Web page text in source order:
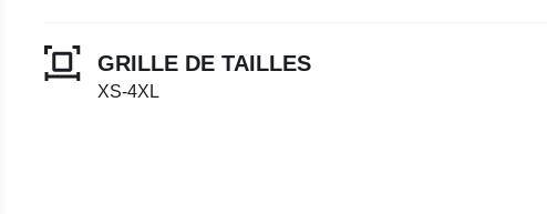
GRILLE DE TAILLES
XS-4XL